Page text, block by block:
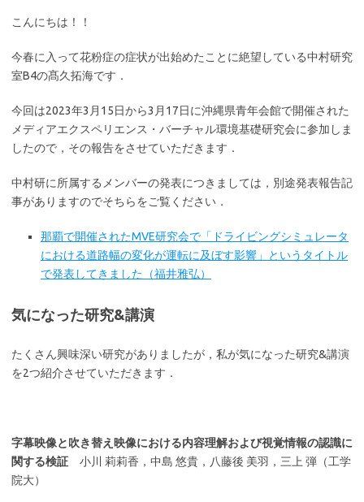
こんにちは！！
今春に入って花粉症の症状が出始めたことに絶望している中村研究
室B4の髙久拓海です．
今回は2023年3月15日から3月17日に沖縄県青年会館で開催された
メディアエクスペリエンス・バーチャル環境基礎研究会に参加しま
したので，その報告をさせていただきます．
中村研に所属するメンバーの発表につきましては，別途発表報告記
事がありますのでそちらをご覧ください．
那覇で開催されたMVE研究会で「ドライビングシミュレータ
における道路幅の変化が運転に及ぼす影響」というタイトル
で発表してきました（福井雅弘）
気になった研究&講演
たくさん興味深い研究がありましたが，私が気になった研究&講演
を2つ紹介させていただきます．
字幕映像と吹き替え映像における内容理解および視覚情報の認識に
関する検証 小川 莉莉香，中島 悠貴，八藤後 美羽，三上 弾（工学
院大）